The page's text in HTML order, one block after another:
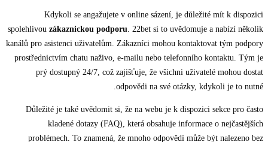
Kdykoli se angažujete v online sázení, je důležité mít k dispozici
spolehlivou zákaznickou podporu. 22bet si to uvědomuje a nabízí několik
kanálů pro asistenci uživatelům. Zákazníci mohou kontaktovat tým podpory
prostřednictvím chatu naživo, e-mailu nebo telefonního kontaktu. Tým je
prý dostupný 24/7, což zajišťuje, že všichni uživatelé mohou dostat
odpovědi na své otázky, kdykoli je to nutné.
Důležité je také uvědomit si, že na webu je k dispozici sekce pro často
kladené dotazy (FAQ), která obsahuje informace o nejčastějších
problémech. To znamená, že mnoho odpovědí může být nalezeno bez